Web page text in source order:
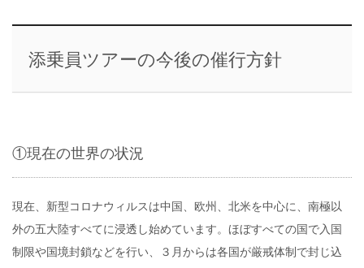
添乗員ツアーの今後の催行方針
①現在の世界の状況
現在、新型コロナウィルスは中国、欧州、北米を中心に、南極以
外の五大陸すべてに浸透し始めています。ほぼすべての国で入国
制限や国境封鎖などを行い、３月からは各国が厳戒体制で封じ込